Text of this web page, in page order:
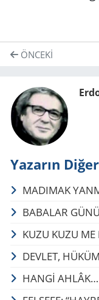
ÖNCEKI
Yazarın
MADIMAK
BA­BA­LAR
KUZU KUZU
DEVLET,
HANGİ AHLÂK…